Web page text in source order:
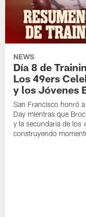
NEWS
Día 8 de
Los 49ers
y los Jóvenes
San Francisco honró
Day mientras que
y la secundaria de los
construyendo